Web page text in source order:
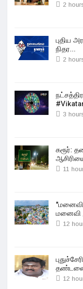
2
புதிய
நிதர...
2
3
கரூர்:
11
மனைவி
12
12